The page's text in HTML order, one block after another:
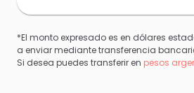
*El monto expresado es en dólares
a enviar mediante transferencia
Si desea puedes transferir en pesos